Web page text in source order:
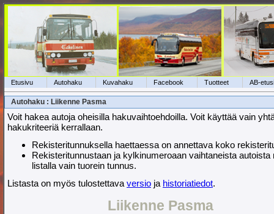
Etusivu Autohaku Kuvahaku Facebook Tuotteet AB-
Autohaku : Liikenne Pasma
Voit hakea autoja oheisilla hakuvaihtoehdoilla. Voit käyttää vain
hakukriteeriä kerrallaan.
Rekisteritunnuksella haettaessa on annettava koko
Rekisteritunnustaan ja kylkinumeroaan vaihtaneista autoista
listalla vain tuorein tunnus.
Listasta on myös tulostettava versio ja historiatiedot.
Liikenne Pasma